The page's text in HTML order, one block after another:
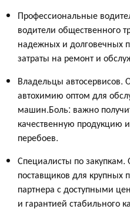
Профессиональные
водители общественного
надежных и долговечных
затраты на ремонт и
Владельцы автосервисов.
автохимию оптом для
машин.Боль: важно
качественную продукцию
перебоев.
Специалисты по
поставщиков для крупных
партнера с доступными
и гарантией стабильного